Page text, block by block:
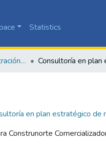
Statistics
Maestría en Administración de Empresas
en plan estratégico de
Construnorte